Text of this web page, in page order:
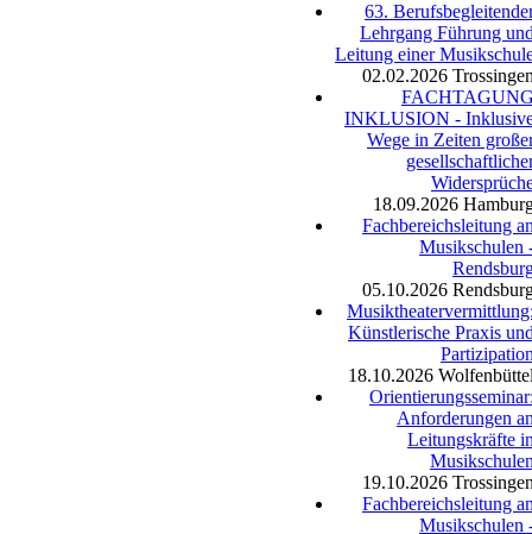
63.
Lehrgang Führung
Leitung einer
02.02.2026
INKLUSION -
Wege in Zeiten
18.09.2026
Fachbereichsleitung
Musikschulen
05.10.2026
Künstlerische Praxis
18.10.2026
Anforderungen
Leitungskräfte
19.10.2026
Fachbereichsleitung
Musikschulen